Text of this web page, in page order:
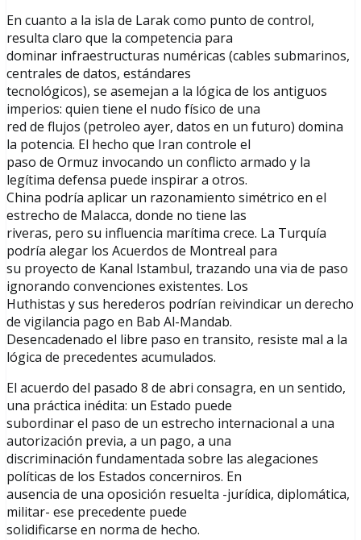
En cuanto a la isla de Larak como punto de control,
resulta claro que la competencia para
dominar infraestructuras numéricas (cables submarinos,
centrales de datos, estándares
tecnológicos), se asemejan a la lógica de los antiguos
imperios: quien tiene el nudo físico de una
red de flujos (petroleo ayer, datos en un futuro) domina
la potencia. El hecho que Iran controle el
paso de Ormuz invocando un conflicto armado y la
legítima defensa puede inspirar a otros.
China podría aplicar un razonamiento simétrico en el
estrecho de Malacca, donde no tiene las
riveras, pero su influencia marítima crece. La Turquía
podría alegar los Acuerdos de Montreal para
su proyecto de Kanal Istambul, trazando una via de paso
ignorando convenciones existentes. Los
Huthistas y sus herederos podrían reivindicar un derecho
de vigilancia pago en Bab Al-Mandab.
Desencadenado el libre paso en transito, resiste mal a la
lógica de precedentes acumulados.
El acuerdo del pasado 8 de abri consagra, en un sentido,
una práctica inédita: un Estado puede
subordinar el paso de un estrecho internacional a una
autorización previa, a un pago, a una
discriminación fundamentada sobre las alegaciones
políticas de los Estados concerniros. En
ausencia de una oposición resuelta -jurídica, diplomática,
militar- ese precedente puede
solidificarse en norma de hecho.